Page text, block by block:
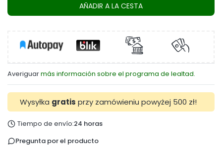
AÑADIR A LA CESTA
Averiguarmás información sobre el programa de lealtad.
Wysyłka gratis przy zamówieniu powyżej 500 zł!
Tiempo de envío:24 horas
Pregunta por el producto